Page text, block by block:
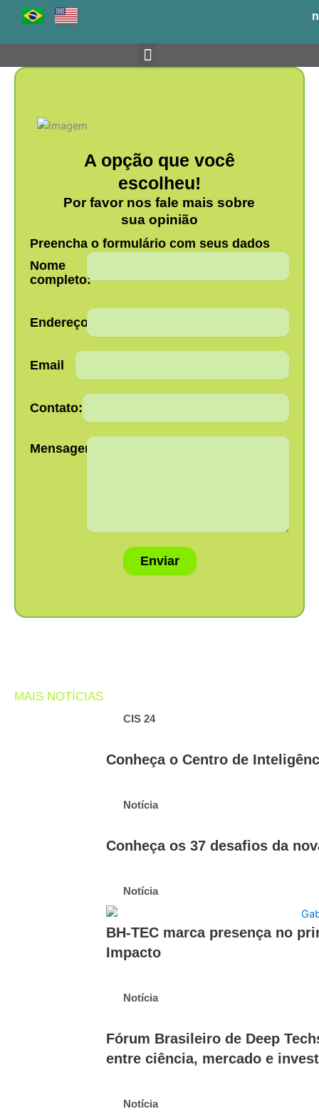
o
A opção que você
escolheu!
Por favor nos fale mais sobre
sua opinião
Preencha o formulário com seus dados
Nome
completo:
Endereço:
Email
Contato:
Mensagem:
Enviar
MAIS NOTÍCIAS
CIS 24
Conheça o Centro de
Notícia
Conheça os 37 desafios da
Notícia
BH-TEC marca presença no
Impacto
Notícia
Fórum Brasileiro de Deep
entre ciência, mercado e
Notícia